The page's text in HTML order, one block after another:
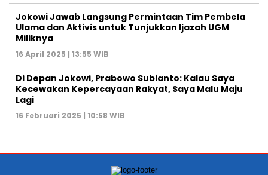
Jokowi Jawab Langsung Permintaan Tim Pembela
Ulama dan Aktivis untuk Tunjukkan Ijazah UGM
Miliknya
16 April 2025 | 13:55 WIB
Di Depan Jokowi, Prabowo Subianto: Kalau Saya
Kecewakan Kepercayaan Rakyat, Saya Malu Maju
Lagi
16 Februari 2025 | 10:58 WIB